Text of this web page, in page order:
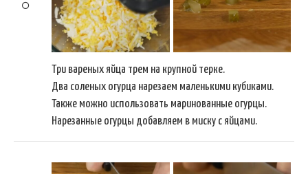
Три вареных яйца трем на крупной терке.
Два соленых огурца нарезаем маленькими кубиками.
Также можно использовать маринованные огурцы.
Нарезанные огурцы добавляем в миску с яйцами.